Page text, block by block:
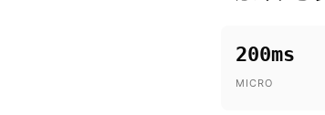
200ms
MICRO